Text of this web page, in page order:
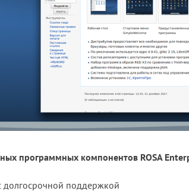
программных компонентов ROSA
долгосрочной поддержкой